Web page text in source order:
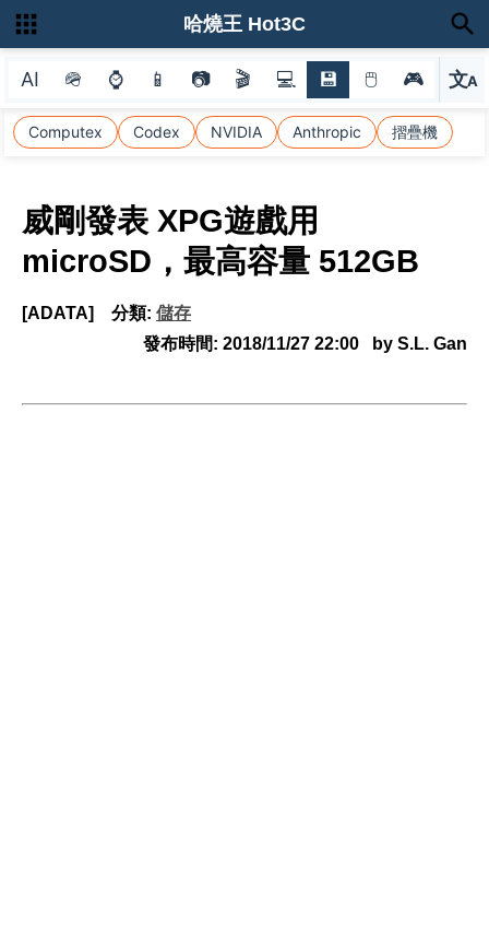
AI 🪖 ⌚ 📱 📷 🎬 💻 💾 🖱 🎮 文A
選
Computex Codex NVIDIA Anthropic 摺疊機
哈燒王 Hot3C
威剛發表 XPG遊戲用
microSD，最高容量 512GB
[ADATA] 分類: 儲存
發布時間: 2018/11/27 22:00 by S.L. Gan